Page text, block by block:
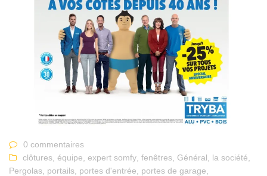
0 commentaires
clôtures équipe expert somfy fenêtres Général la société
Pergolas portails portes d'entrée portes de garage